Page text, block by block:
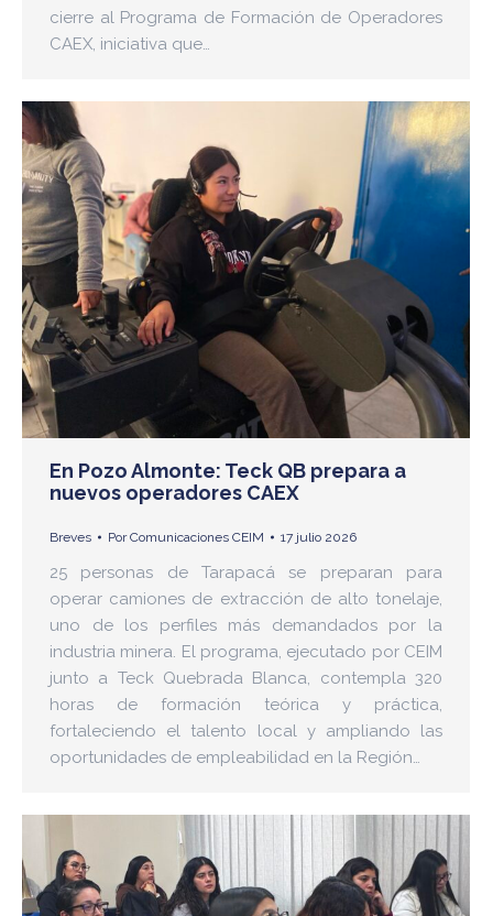
cierre al Programa de Formación de Operadores
CAEX, iniciativa que…
En Pozo Almonte: Teck QB prepara a
nuevos operadores CAEX
Breves PorComunicaciones CEIM 17 julio 2026
25 personas de Tarapacá se preparan para
operar camiones de extracción de alto tonelaje,
uno de los perfiles más demandados por la
industria minera. El programa, ejecutado por CEIM
junto a Teck Quebrada Blanca, contempla 320
horas de formación teórica y práctica,
fortaleciendo el talento local y ampliando las
oportunidades de empleabilidad en la Región…